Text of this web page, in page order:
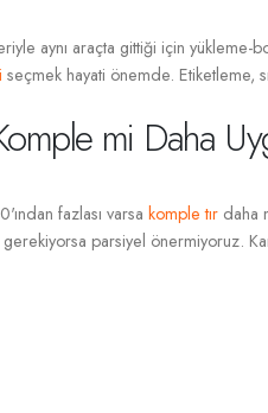
aynı araçta gittiği için yükleme-
seçmek hayati önemde. Etiketleme,
mi Daha
fazlası varsa komple tır daha
parsiyel önermiyoruz.